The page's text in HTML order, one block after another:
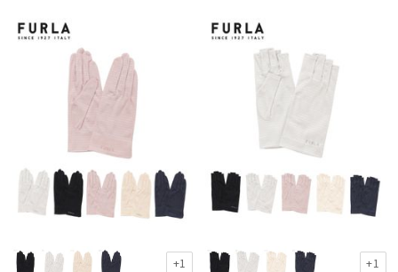
向け
N
+1
向け
N
+1